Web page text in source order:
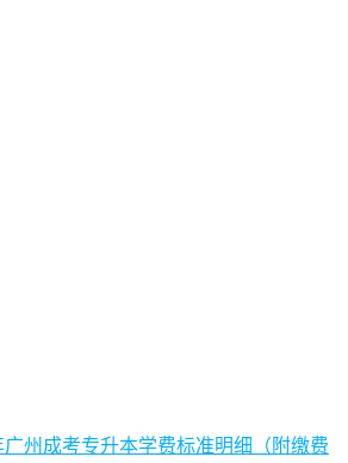
广州成考专升本学费标准明细（附缴费